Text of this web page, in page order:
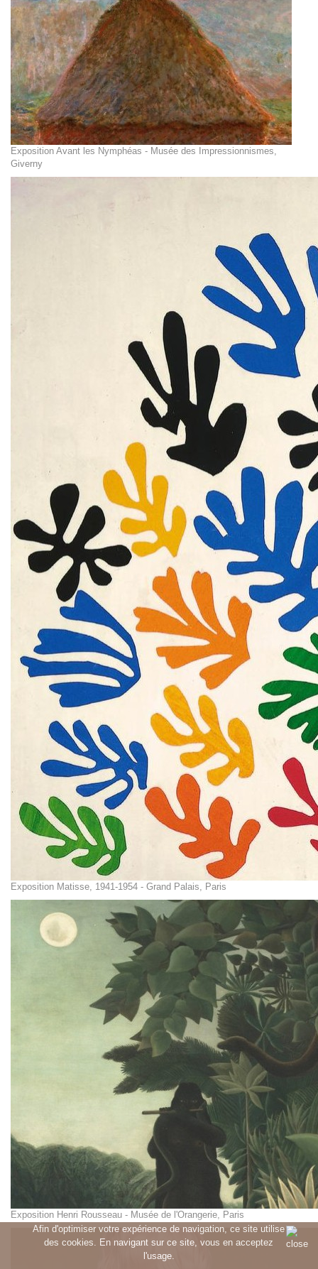
Afin d'optimiser votre expérience de navigation, ce site utilise
des cookies. En navigant sur ce site, vous en acceptez
l'usage.
Exposition Avant les Nymphéas - Musée des Impressionnismes,
Giverny
Exposition Matisse, 1941-1954 - Grand Palais, Paris
Exposition Henri Rousseau - Musée de l'Orangerie, Paris